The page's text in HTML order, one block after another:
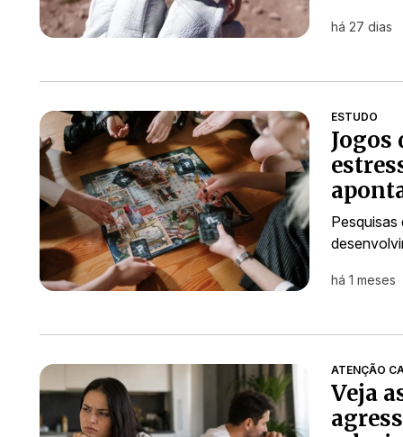
há 27 dias
ESTUDO
Jogos
Pesquisas
há 1 meses
ATENÇÃO
Veja